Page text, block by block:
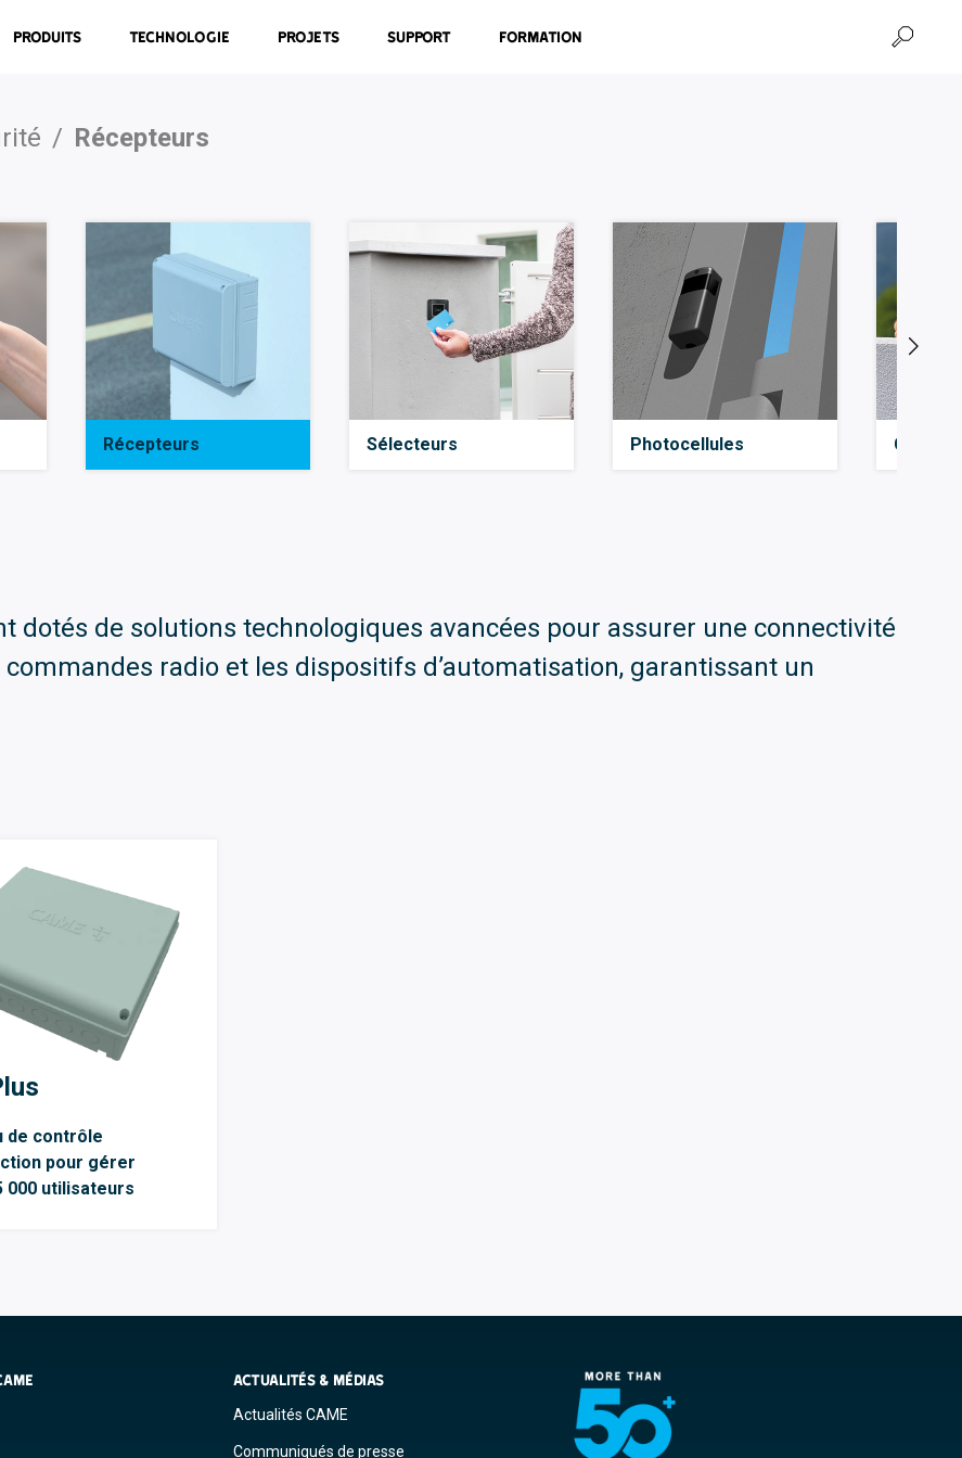
Produits Technologie Projets Support Formation
/ Récepteurs
Récepteurs Sélecteurs Photocellules
dotés de solutions technologiques avancées pour assurer une connectivité
radio et les dispositifs d’automatisation, garantissant un
de contrôle
pour gérer
000 utilisateurs
ACTUALITÉS & MÉDIAS
Actualités CAME
Communiqués de presse